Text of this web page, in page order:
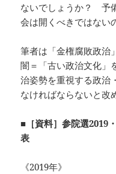
ないでしょうか？ 予
会は開くべきではない
筆者は「金権腐敗政治
闇＝「古い政治文化」
治姿勢を重視する政治
なければならないと改
■［資料］参院選2019
表
《2019年》